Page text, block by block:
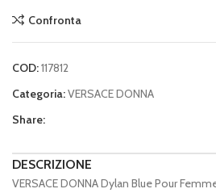
Confronta
COD:117812
Categoria:VERSACE DONNA
Share:
DESCRIZIONE
VERSACE DONNA Dylan Blue Pour